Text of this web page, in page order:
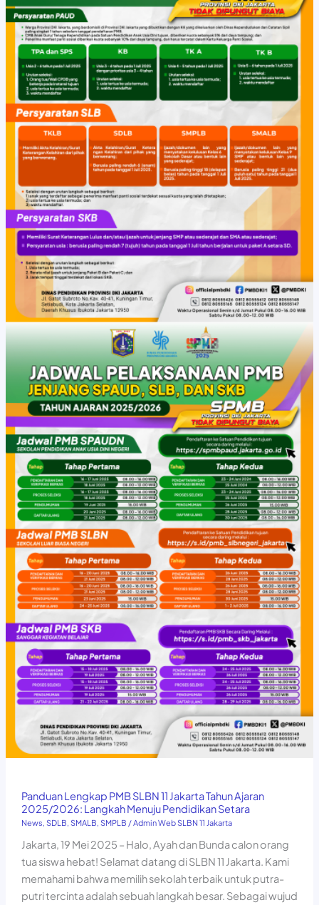
Panduan Lengkap PMB SLBN 11 Jakarta Tahun Ajaran
2025/2026: Langkah Menuju Pendidikan Setara
News, SDLB, SMALB, SMPLB /Admin Web SLBN 11 Jakarta
Jakarta, 19 Mei 2025 – Halo, Ayah dan Bunda calon orang
tua siswa hebat! Selamat datang di SLBN 11 Jakarta. Kami
memahami bahwa memilih sekolah terbaik untuk putra-
putri tercinta adalah sebuah langkah besar. Sebagai wujud
Ajaran
2025/2026:
Langkah
Menuju
Pendidikan
Setara